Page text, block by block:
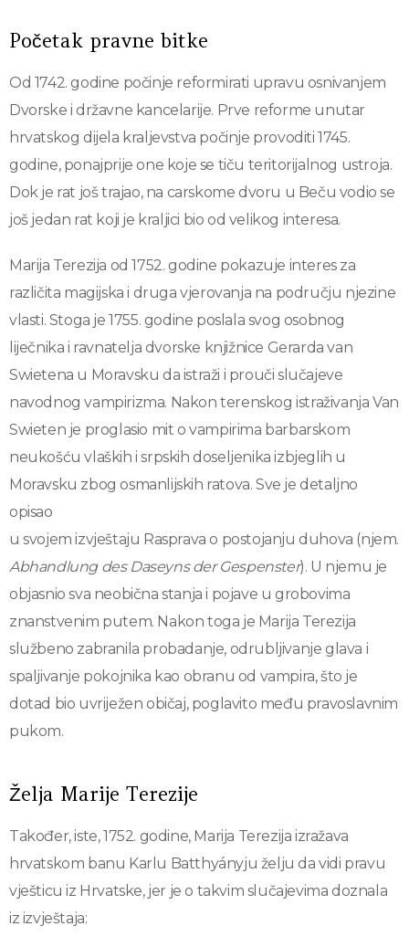
Početak pravne bitke
Od 1742. godine počinje reformirati upravu osnivanjem
Dvorske i državne kancelarije. Prve reforme unutar
hrvatskog dijela kraljevstva počinje provoditi 1745.
godine, ponajprije one koje se tiču teritorijalnog ustroja.
Dok je rat još trajao, na carskome dvoru u Beču vodio se
još jedan rat koji je kraljici bio od velikog interesa.
Marija Terezija od 1752. godine pokazuje interes za
različita magijska i druga vjerovanja na području njezine
vlasti. Stoga je 1755. godine poslala svog osobnog
liječnika i ravnatelja dvorske knjižnice Gerarda van
Swietena u Moravsku da istraži i prouči slučajeve
navodnog vampirizma. Nakon terenskog istraživanja Van
Swieten je proglasio mit o vampirima barbarskom
neukošću vlaških i srpskih doseljenika izbjeglih u
Moravsku zbog osmanlijskih ratova. Sve je detaljno
opisao
u svojem izvještaju Rasprava o postojanju duhova (njem.
Abhandlung des Daseyns derGespenster). U njemu je
objasnio sva neobična stanja i pojave u grobovima
znanstvenim putem. Nakon toga je Marija Terezija
službeno zabranila probadanje, odrubljivanje glava i
spaljivanje pokojnika kao obranu od vampira, što je
dotad bio uvriježen običaj, poglavito među pravoslavnim
pukom.
Želja Marije Terezije
Također, iste, 1752. godine, Marija Terezija izražava
hrvatskom banu Karlu Batthyányju želju da vidi pravu
vješticu iz Hrvatske, jer je o takvim slučajevima doznala
iz izvještaja: